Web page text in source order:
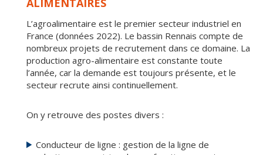
ALIMENTAIRES
L’agroalimentaire est le premier secteur industriel en
France (données 2022). Le bassin Rennais compte de
nombreux projets de recrutement dans ce domaine. La
production agro-alimentaire est constante toute
l’année, car la demande est toujours présente, et le
secteur recrute ainsi continuellement.
On y retrouve des postes divers :
Conducteur de ligne : gestion de la ligne de